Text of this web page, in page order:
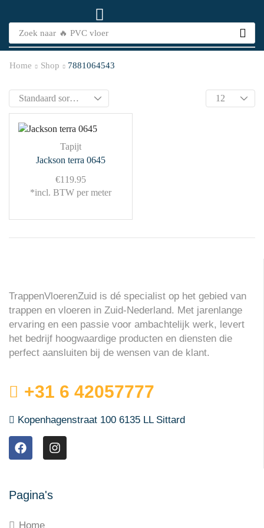
Zoek naar 🔥 PVC vloer
Home Shop 7881064543
Tapijt
Jackson terra 0645
€119.95
*incl. BTW per meter
TrappenVloerenZuid is dé specialist op het gebied van
trappen en vloeren in Zuid-Nederland. Met jarenlange
ervaring en een passie voor ambachtelijk werk, levert
het bedrijf hoogwaardige producten en diensten die
perfect aansluiten bij de wensen van de klant.
+31 6 42057777
Kopenhagenstraat 100 6135 LL Sittard
Pagina's
Home